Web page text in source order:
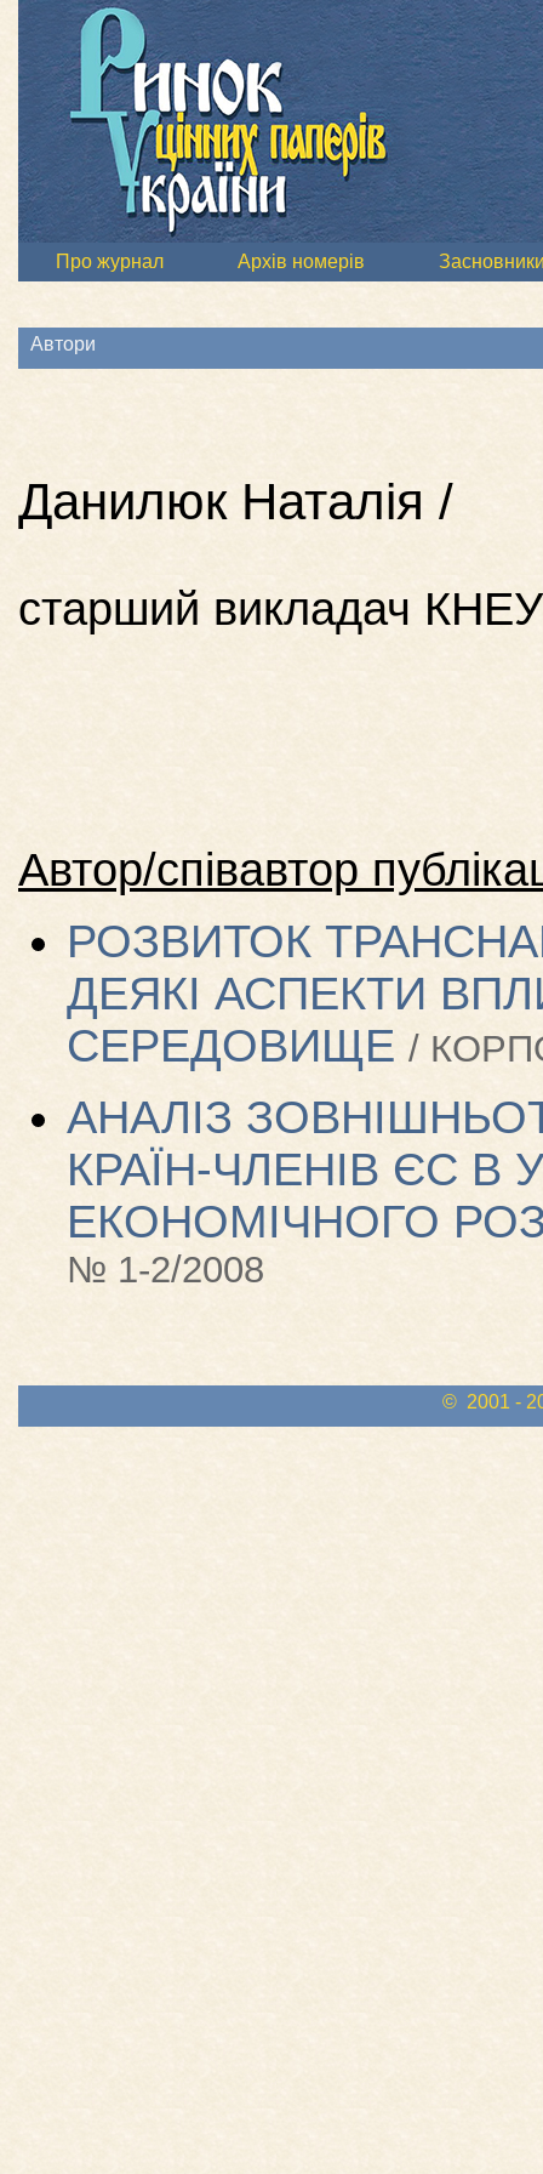
Про журнал Архів номерів
Автори
Данилюк Наталія /
старший викладач КНЕУ
Автор/співавтор
РОЗВИТОК
ДЕЯКІ АСПЕКТИ
СЕРЕДОВИЩЕ /
АНАЛІЗ
КРАЇН-ЧЛЕНІВ ЄС В
ЕКОНОМІЧНОГО
№ 1-2/2008
© 2001 -